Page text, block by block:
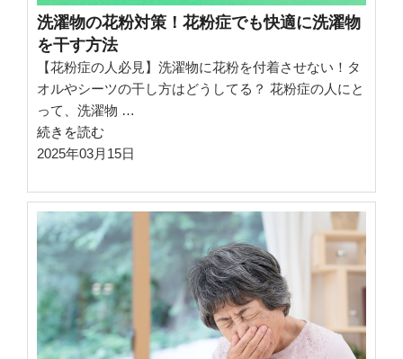
き
の
正
し
い
対
処
法
は？”
の
洗濯物の花粉対策！花粉症でも快適に洗濯物
を干す方法
【花粉症の人必見】洗濯物に花粉を付着させない！タ
オルやシーツの干し方はどうしてる？ 花粉症の人にと
って、洗濯物 …
“洗
濯
の
粉
対
策！
花
粉
症
続きを読む
2025年03月15日